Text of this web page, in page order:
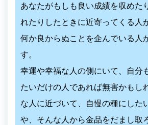
あなたがもしも良い成績を収めた
れたりしたときに近寄ってくる人
何か良からぬことを企んでいる人
す。
幸運や幸福な人の側にいて、自分
たいだけの人であれば無害かもし
な人に近づいて、自慢の種にした
や、そんな人から金品をだまし取